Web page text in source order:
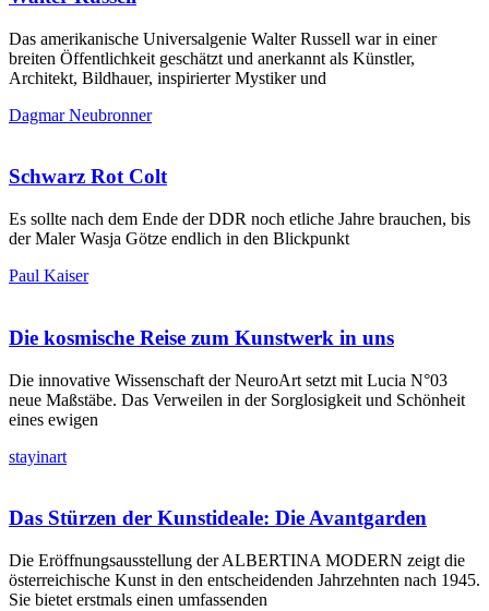
Das amerikanische Universalgenie Walter Russell war in einer
breiten Öffentlichkeit geschätzt und anerkannt als Künstler,
Architekt, Bildhauer, inspirierter Mystiker und
Dagmar Neubronner
Schwarz Rot Colt
Es sollte nach dem Ende der DDR noch etliche Jahre brauchen, bis
der Maler Wasja Götze endlich in den Blickpunkt
Paul Kaiser
Die kosmische Reise zum Kunstwerk in uns
Die innovative Wissenschaft der NeuroArt setzt mit Lucia N°03
neue Maßstäbe. Das Verweilen in der Sorglosigkeit und Schönheit
eines ewigen
stayinart
Das Stürzen der Kunstideale: Die Avantgarden
Die Eröffnungsausstellung der ALBERTINA MODERN zeigt die
österreichische Kunst in den entscheidenden Jahrzehnten nach 1945.
Sie bietet erstmals einen umfassenden